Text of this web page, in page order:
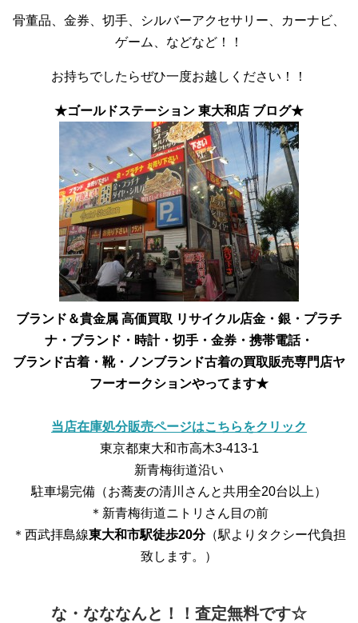
骨董品、金券、切手、シルバーアクセサリー、カーナビ、
ゲーム、などなど！！
お持ちでしたらぜひ一度お越しください！！
★ゴールドステーション 東大和店 ブログ★
ブランド＆貴金属 高価買取 リサイクル店金・銀・プラチ
ナ・ブランド・時計・切手・金券・携帯電話・
ブランド古着・靴・ノンブランド古着の買取販売専門店ヤ
フーオークションやってます★
当店在庫処分販売ページはこちらをクリック
東京都東大和市高木3-413-1
新青梅街道沿い
駐車場完備（お蕎麦の清川さんと共用全20台以上）
＊新青梅街道ニトリさん目の前
＊西武拝島線東大和市駅徒歩20分（駅よりタクシー代負担
致します。）
な・なななんと！！査定無料です☆